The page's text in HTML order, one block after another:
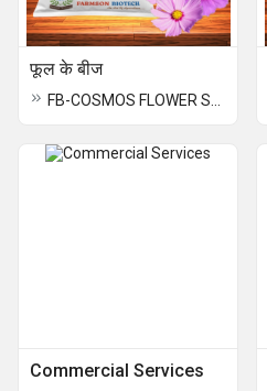
फूल के बीज
Commercial Services